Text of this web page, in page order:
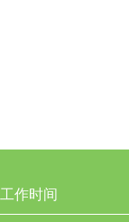
工作时间